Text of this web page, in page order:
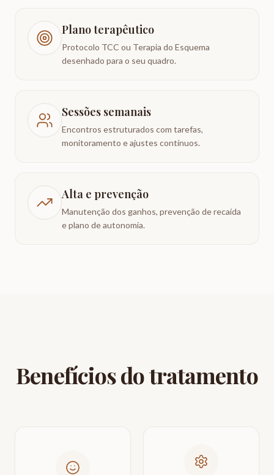
Plano terapêutico
Protocolo TCC ou Terapia do Esquema
desenhado para o seu quadro.
Sessões semanais
Encontros estruturados com tarefas,
monitoramento e ajustes contínuos.
Alta e prevenção
Manutenção dos ganhos, prevenção de recaída
e plano de autonomia.
Benefícios do tratamento